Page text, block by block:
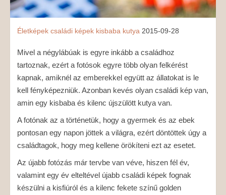
Életképek családi képek kisbaba kutya 2015-09-28
Mivel a négylábúak is egyre inkább a családhoz
tartoznak, ezért a fotósok egyre több olyan felkérést
kapnak, amiknél az emberekkel együtt az állatokat is le
kell fényképezniük. Azonban kevés olyan családi kép van,
amin egy kisbaba és kilenc újszülött kutya van.
A fotónak az a történetük, hogy a gyermek és az ebek
pontosan egy napon jöttek a világra, ezért döntöttek úgy a
családtagok, hogy meg kellene örökíteni ezt az esetet.
Az újabb fotózás már tervbe van véve, hiszen fél év,
valamint egy év elteltével újabb családi képek fognak
készülni a kisfiúról és a kilenc fekete színű golden